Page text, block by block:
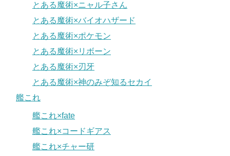
とある魔術×ニャル子さん
とある魔術×バイオハザード
とある魔術×ポケモン
とある魔術×リボーン
とある魔術×刃牙
とある魔術×神のみぞ知るセカイ
艦これ
艦これ×fate
艦これ×コードギアス
艦これ×チャー研